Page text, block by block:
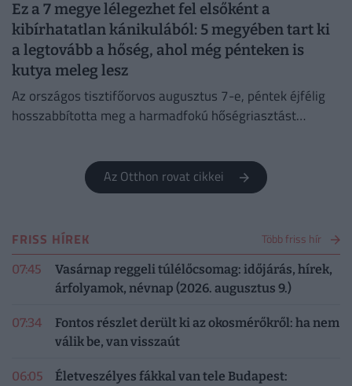
Ez a 7 megye lélegezhet fel elsőként a
kibírhatatlan kánikulából: 5 megyében tart ki
a legtovább a hőség, ahol még pénteken is
kutya meleg lesz
Az országos tisztifőorvos augusztus 7-e, péntek éjfélig
hosszabbította meg a harmadfokú hőségriasztást
Az Otthon rovat cikkei
FRISS HÍREK Több friss hír
07:45
Vasárnap reggeli túlélőcsomag: időjárás, hírek,
árfolyamok, névnap (2026. augusztus 9.)
07:34
Fontos részlet derült ki az okosmérőkről: ha nem
válik be, van visszaút
06:05
Életveszélyes fákkal van tele Budapest: